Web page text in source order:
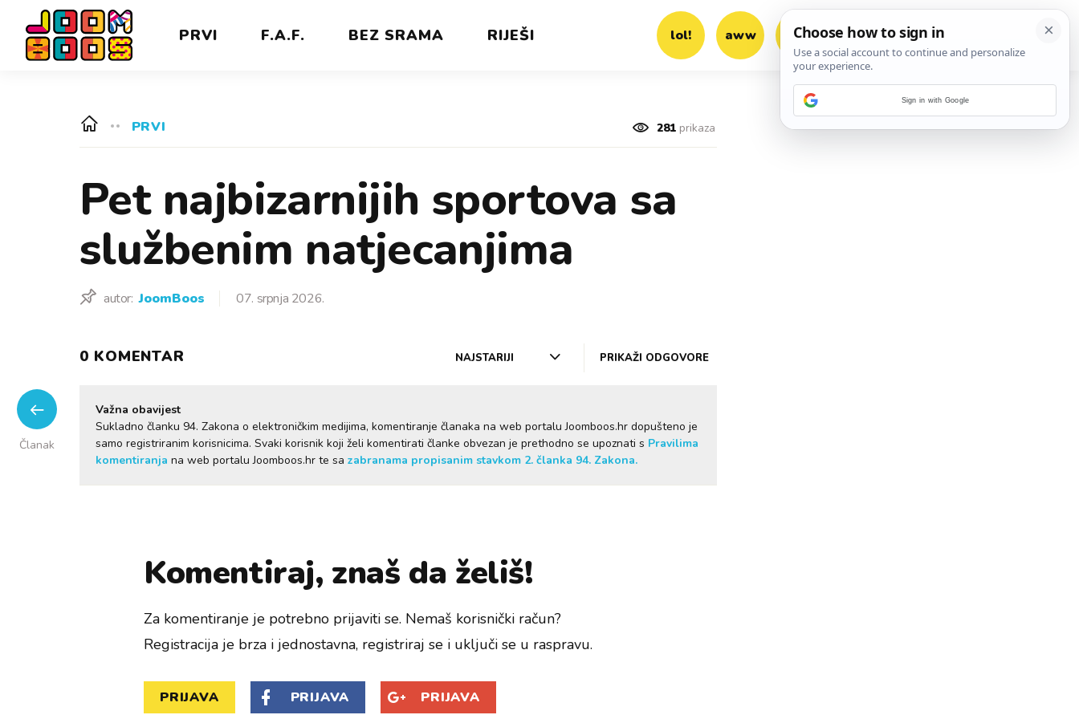
PRVI F.A.F. BEZ SRAMA RIJEŠI lol! aww vrh! woot?!
PRVI 281 prikaza
Pet najbizarnijih sportova sa
službenim natjecanjima
autor: JoomBoos 07. srpnja 2026.
0 KOMENTAR PRIKAŽI ODGOVORE
NAJSTARIJI
Članak
Važna obavijest
Sukladno članku 94. Zakona o elektroničkim medijima, komentiranje članaka na web portalu Joomboos.hr dopušteno je
samo registriranim korisnicima. Svaki korisnik koji želi komentirati članke obvezan je prethodno se upoznati s Pravilima
komentiranja na web portalu Joomboos.hr te sa zabranama propisanim stavkom 2. članka 94. Zakona.
Komentiraj, znaš da želiš!
Za komentiranje je potrebno prijaviti se. Nemaš korisnički račun?
Registracija je brza i jednostavna, registriraj se i uključi se u raspravu.
PRIJAVA PRIJAVA PRIJAVA
Sign in with Google